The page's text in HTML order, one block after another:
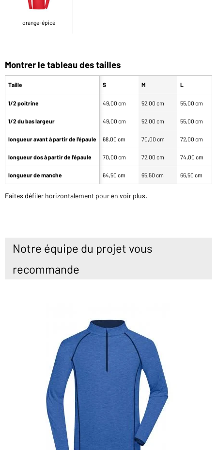
orange-épicé
Montrer le tableau des tailles
Taille
1/2 poitrine
1/2 du bas largeur
longueur avant à partir de l'épaule
longueur dos à partir de l'épaule
longueur de manche
S M L
49,00 cm 52,00 cm 55,00 cm
49,00 cm 52,00 cm 55,00 cm
68,00 cm 70,00 cm 72,00 cm
70,00 cm 72,00 cm 74,00 cm
64,50 cm 65,50 cm 66,50 cm
Faites défiler horizontalement pour en voir plus.
Notre équipe du projet vous
recommande